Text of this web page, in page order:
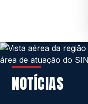
NOTÍCIAS